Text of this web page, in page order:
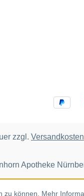
zzgl. Versandkosten
Apotheke
zu können. Mehr